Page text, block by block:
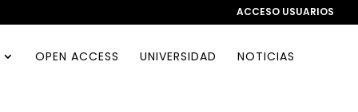
ACCESO USUARIOS
OPEN ACCESS UNIVERSIDAD NOTICIAS